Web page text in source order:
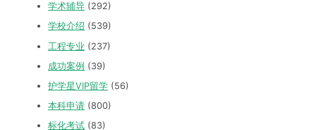
学术辅导 (292)
学校介绍 (539)
工程专业 (237)
成功案例 (39)
护学星VIP留学 (56)
本科申请 (800)
标化考试 (83)